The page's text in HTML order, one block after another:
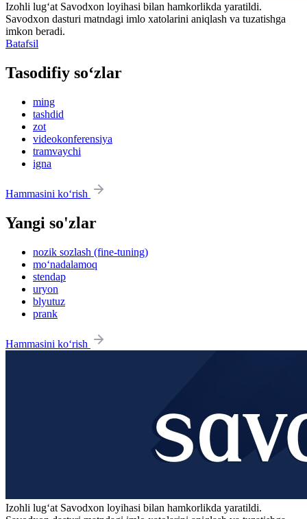
Izohli lugʻat Savodxon loyihasi bilan hamkorlikda yaratildi.
Savodxon dasturi matndagi imlo xatolarini aniqlash va tuzatishga
imkon beradi.
Batafsil
Tasodifiy so‘zlar
ming
tashdid
zot
videokonferensiya
tramvaychi
igna
Hammasini ko‘rish
Yangi so'zlar
nozik sozlash (fine-tuning)
mo‘nadalamoq
stendap
uryon
blyutuz
prank
Hammasini ko‘rish
Izohli lugʻat Savodxon loyihasi bilan hamkorlikda yaratildi.